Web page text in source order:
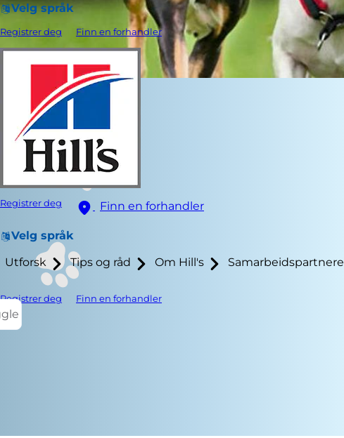
Velg språk
Registrer deg Finn en forhandler
Registrer deg Finn en forhandler
Velg språk
Utforsk Tips og råd Om Hill's Samarbeidspartnere
Registrer deg Finn en forhandler